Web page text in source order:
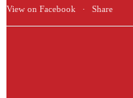
View on Facebook · Share